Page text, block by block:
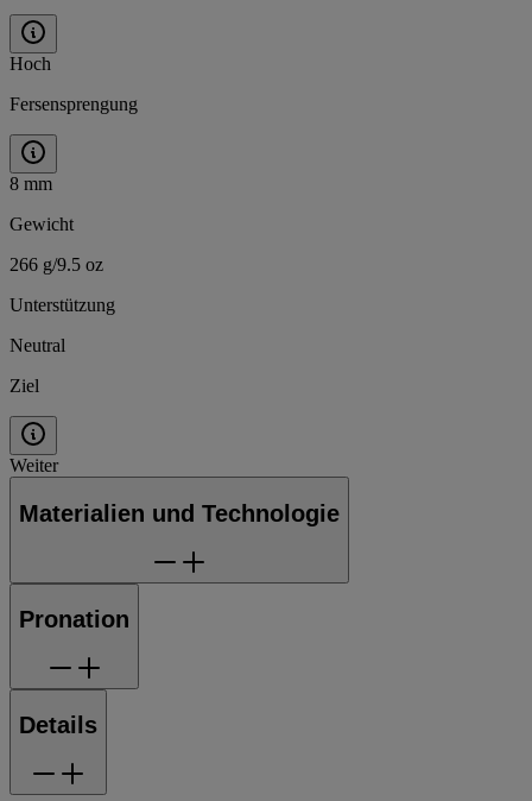
Hoch
Fersensprengung
8 mm
Gewicht
266 g/9.5 oz
Unterstützung
Neutral
Ziel
Weiter
Materialien und Technologie
Pronation
Details